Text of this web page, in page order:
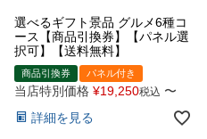
選べるギフト景品 グルメ6種コ
ース【商品引換券】【パネル選
択可】【送料無料】
商品引換券 パネル付き
当店特別価格 ¥19,250税込 〜
詳細を見る